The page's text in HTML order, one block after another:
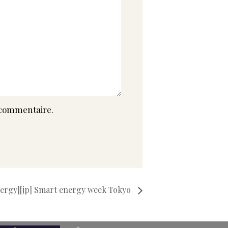
Smart energy week Tokyo